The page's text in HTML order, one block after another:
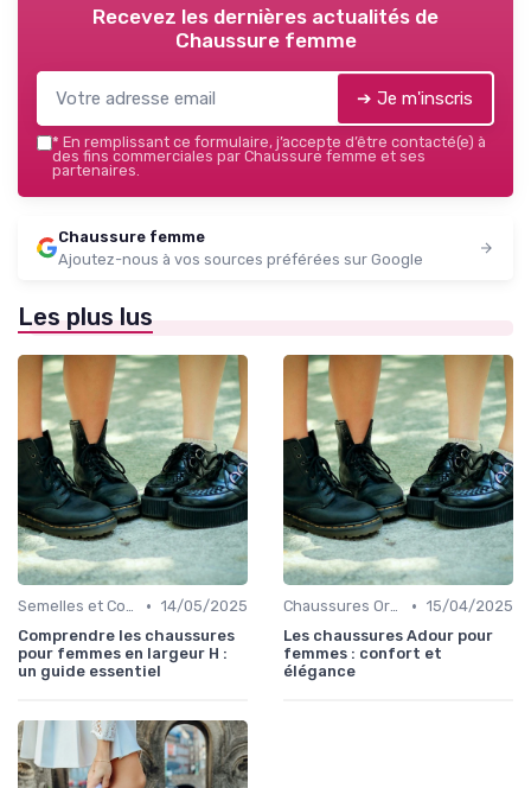
Recevez les dernières actualités de
Chaussure femme
➔ Je m'inscris
* En remplissant ce formulaire, j’accepte d’être contacté(e) à
des fins commerciales par Chaussure femme et ses
partenaires.
Chaussure femme
Ajoutez-nous à vos sources préférées sur Google
Les plus lus
Semelles et Confort du Pied • 14/05/2025
Comprendre les chaussures
pour femmes en largeur H :
un guide essentiel
Chaussures Orthopédiques • 15/04/2025
Les chaussures Adour pour
femmes : confort et
élégance